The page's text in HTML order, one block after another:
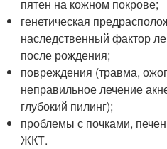
пятен на кожном покрове;
генетическая
наследственный фактор
после рождения;
повреждения (травма,
неправильное лечение
глубокий пилинг);
проблемы с почками,
ЖКТ.